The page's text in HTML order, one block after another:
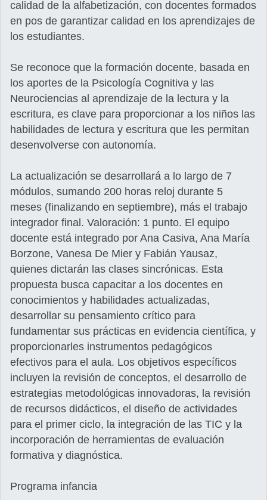
calidad de la alfabetización, con docentes formados
en pos de garantizar calidad en los aprendizajes de
los estudiantes.
Se reconoce que la formación docente, basada en
los aportes de la Psicología Cognitiva y las
Neurociencias al aprendizaje de la lectura y la
escritura, es clave para proporcionar a los niños las
habilidades de lectura y escritura que les permitan
desenvolverse con autonomía.
La actualización se desarrollará a lo largo de 7
módulos, sumando 200 horas reloj durante 5
meses (finalizando en septiembre), más el trabajo
integrador final. Valoración: 1 punto. El equipo
docente está integrado por Ana Casiva, Ana María
Borzone, Vanesa De Mier y Fabián Yausaz,
quienes dictarán las clases sincrónicas. Esta
propuesta busca capacitar a los docentes en
conocimientos y habilidades actualizadas,
desarrollar su pensamiento crítico para
fundamentar sus prácticas en evidencia científica, y
proporcionarles instrumentos pedagógicos
efectivos para el aula. Los objetivos específicos
incluyen la revisión de conceptos, el desarrollo de
estrategias metodológicas innovadoras, la revisión
de recursos didácticos, el diseño de actividades
para el primer ciclo, la integración de las TIC y la
incorporación de herramientas de evaluación
formativa y diagnóstica.
Programa infancia